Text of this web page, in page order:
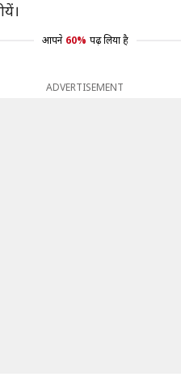
आपने 60% पढ़ लिया है
ADVERTISEMENT